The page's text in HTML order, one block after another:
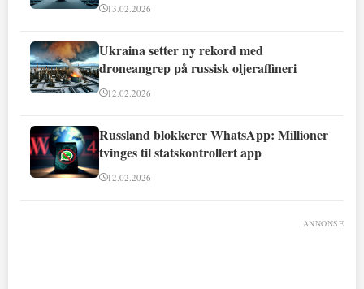
13.02.2026
Ukraina setter ny rekord med
droneangrep på russisk oljeraffineri
12.02.2026
Russland blokkerer WhatsApp: Millioner
tvinges til statskontrollert app
12.02.2026
ANNONSE